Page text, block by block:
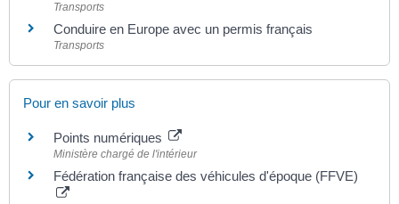
Transports
Conduire en Europe avec un permis français
Transports
Pour en savoir plus
Points numériques
Ministère chargé de l'intérieur
Fédération française des véhicules d'époque (FFVE)